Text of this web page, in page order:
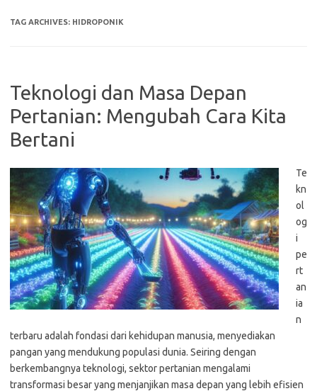
TAG ARCHIVES: HIDROPONIK
Teknologi dan Masa Depan
Pertanian: Mengubah Cara Kita
Bertani
Te
kn
ol
og
i
pe
rt
an
ia
n
terbaru adalah fondasi dari kehidupan manusia, menyediakan
pangan yang mendukung populasi dunia. Seiring dengan
berkembangnya teknologi, sektor pertanian mengalami
transformasi besar yang menjanjikan masa depan yang lebih efisien